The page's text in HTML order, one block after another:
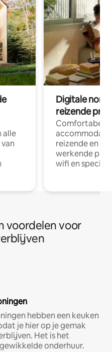
alle
Digitale
reizende
Comfortabele
reizende en
werkende
wifi en
voordelen voor
hebben een keuken
je hier op je gemak
Het is het
onderhuur.